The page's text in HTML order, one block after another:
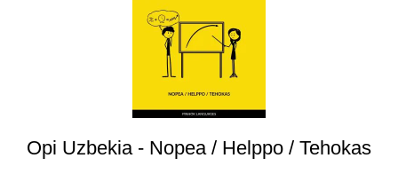
Opi Uzbekia - Nopea / Helppo / Tehokas